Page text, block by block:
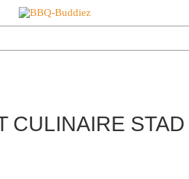
CULINAIRE STAD